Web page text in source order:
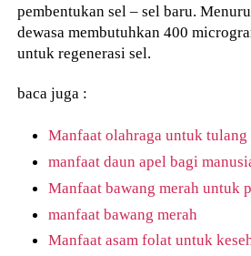
pembentukan sel – sel baru.
dewasa membutuhkan 400
untuk regenerasi sel.
baca juga :
Manfaat olahraga untuk tulang
manfaat daun apel bagi
Manfaat bawang merah untuk
manfaat bawang merah
Manfaat asam folat untuk